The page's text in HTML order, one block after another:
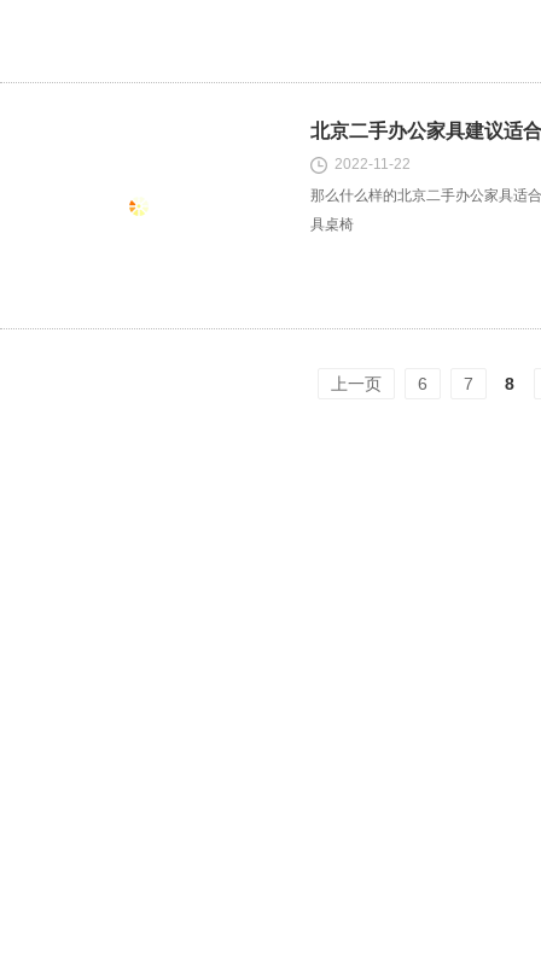
北京二手办公家具建议适
2022-11-22
那么什么样的北京二手办公家具适
具桌椅
上一页 6 7 8